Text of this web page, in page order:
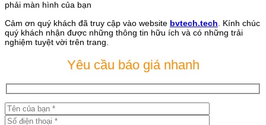
phải màn hình của bạn
Cảm ơn quý khách đã truy cập vào website bvtech.tech . Kính chúc
quý khách nhận được những thông tin hữu ích và có những trải
nghiệm tuyệt vời trên trang.
Yêu cầu báo giá nhanh